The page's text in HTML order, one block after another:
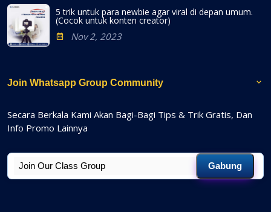
5 trik untuk para newbie agar viral di depan umum.
(Cocok untuk konten creator)
Nov 2, 2023
Join Whatsapp Group Community
Secara Berkala Kami Akan Bagi-Bagi Tips & Trik Gratis, Dan
Info Promo Lainnya
Gabung